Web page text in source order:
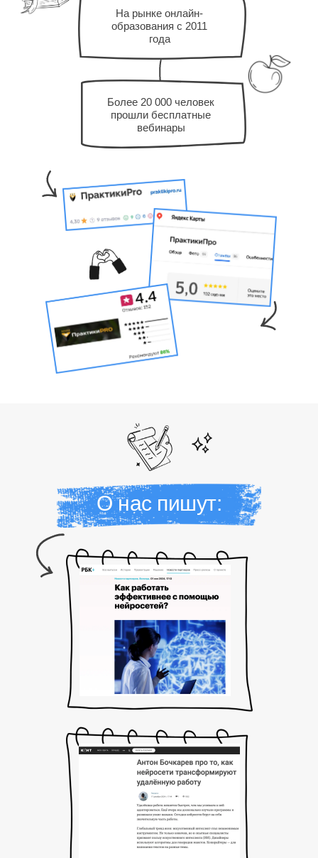
На рынке онлайн-
образования с 2011
года
Более 20 000 человек
прошли бесплатные
вебинары
О нас пишут: